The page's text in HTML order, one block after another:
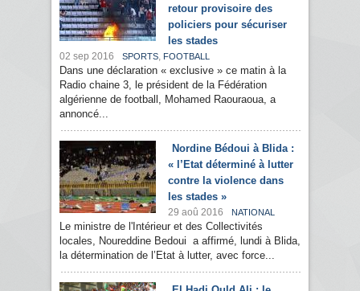
retour provisoire des
policiers pour sécuriser
les stades
02 sep 2016 SPORTS, FOOTBALL
Dans une déclaration « exclusive » ce matin à la
Radio chaine 3, le président de la Fédération
algérienne de football, Mohamed Raouraoua, a
annoncé...
Nordine Bédoui à Blida :
« l’Etat déterminé à lutter
contre la violence dans
les stades »
29 aoû 2016 NATIONAL
Le ministre de l'Intérieur et des Collectivités
locales, Noureddine Bedoui a affirmé, lundi à Blida,
la détermination de l’Etat à lutter, avec force...